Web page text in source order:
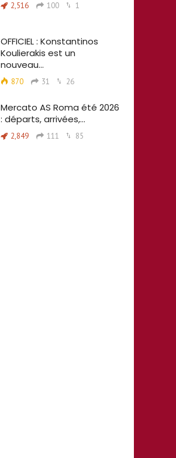
2,516 100 1
OFFICIEL : Konstantinos
Koulierakis est un
nouveau…
870 31 26
Mercato AS Roma été 2026
: départs, arrivées,…
2,849 111 85